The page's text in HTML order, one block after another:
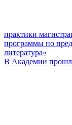
практики
программы по
литература»
В Академии